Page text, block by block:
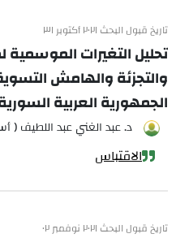
تاريخ قبول البحث ٢٠٢١ أكتوبر ٣١
تحليل التغيرات
والتجزئة والهامش
الجمهورية العربية
د. عبد الغني عبد اللطيف (
الاقتباس
تاريخ قبول البحث ٢٠٢١ نوفمبر ٠٢